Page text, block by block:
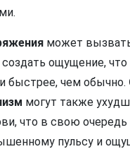
может
ощущение,
быстрее, чем обычно.
могут также
что в свою
пульсу и